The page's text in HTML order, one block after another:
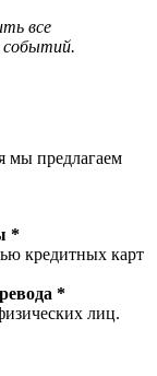
все
событий.
мы предлагаем
*
кредитных карт
*
лиц.